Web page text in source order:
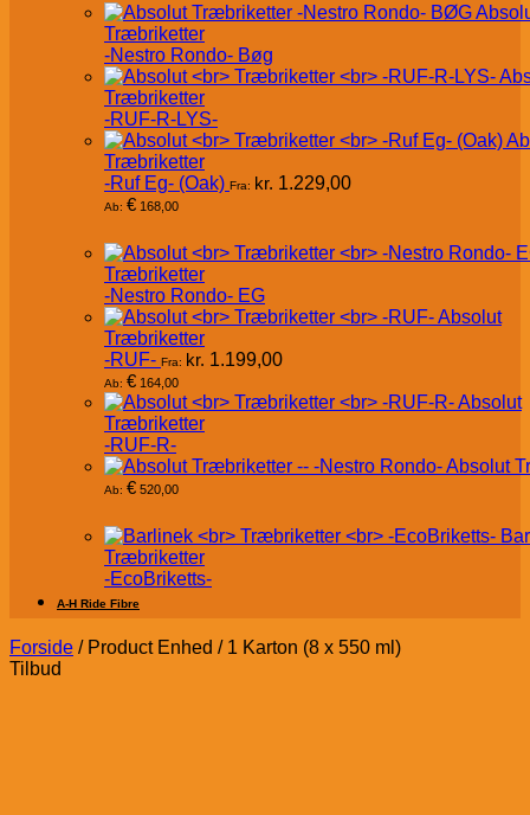
Træbriketter
-Nestro Rondo- Bøg
Træbriketter
-RUF-R-LYS-
Træbriketter
-Ruf Eg- (Oak) Fra: kr. 1.229,00
Ab: € 168,00
Træbriketter
-Nestro Rondo- EG
Absolut
Træbriketter
-RUF- Fra: kr. 1.199,00
Ab: € 164,00
Absolut
Træbriketter
-RUF-R-
Absolut
Ab: € 520,00
Træbriketter
-EcoBriketts-
A-H Ride Fibre
Forside /Product Enhed /1 Karton (8 x 550 ml)
Tilbud